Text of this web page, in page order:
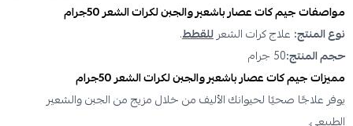
مواصفاتجيم كات عصار باشعير والجبن لكرات الشعر 50جرام
نوع المنتج: علاج كرات الشعرللقطط.
حجم المنتج:50 جرام
مميزاتجيم كات عصار باشعير والجبن لكرات الشعر 50جرام
يوفر علاجًا صحيًا لحيوانك الأليف من خلال مزيج من الجبن والشعير
الطبيعي.